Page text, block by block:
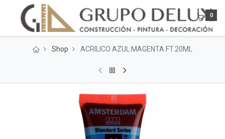
0
Shop ACRILICO AZUL MAGENTA.FT.20ML